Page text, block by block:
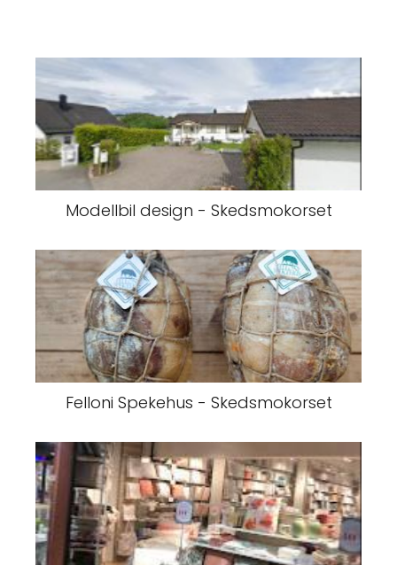
Modellbil design - Skedsmokorset
Felloni Spekehus - Skedsmokorset